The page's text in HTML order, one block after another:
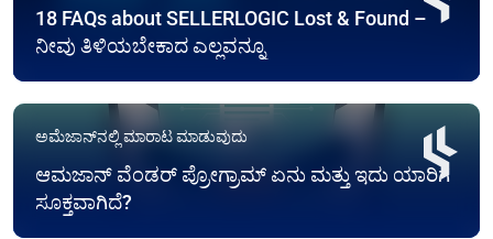
18 FAQs about SELLERLOGIC Lost & Found –
ನೀವು ತಿಳಿಯಬೇಕಾದ ಎಲ್ಲವನ್ನೂ
ಅಮೆಜಾನ್‌ನಲ್ಲಿ ಮಾರಾಟ ಮಾಡುವುದು
ಆಮಜಾನ್ ವೆಂಡರ್ ಪ್ರೋಗ್ರಾಮ್ ಏನು ಮತ್ತು ಇದು ಯಾರಿಗೆ
ಸೂಕ್ತವಾಗಿದೆ?